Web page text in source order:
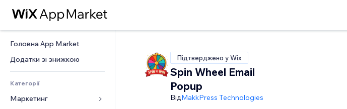
Головна App Market
Додатки зі знижкою
Категорії
Маркетинг
Підтверджено у Wix
Spin Wheel Email
Popup
ВідMakkPress Technologies